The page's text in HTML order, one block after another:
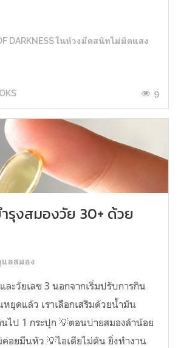
DARKNESS ในห้วงมืดสนิทไม่มิดแสง
9
รุงสมองวัย 30+ ด้วย
แลสมอง
ะวัยเลข 3 นอกจากเริ่มปรับการกิน
ยุดแล้ว เราเลือกเสริมด้วยน้ำมัน
นไป 1 กระปุก 💡ตอนบ่ายสมองล้าน้อย
อยมึนหัว 💡ไอเดียไม่ตัน ยิ่งทำงาน